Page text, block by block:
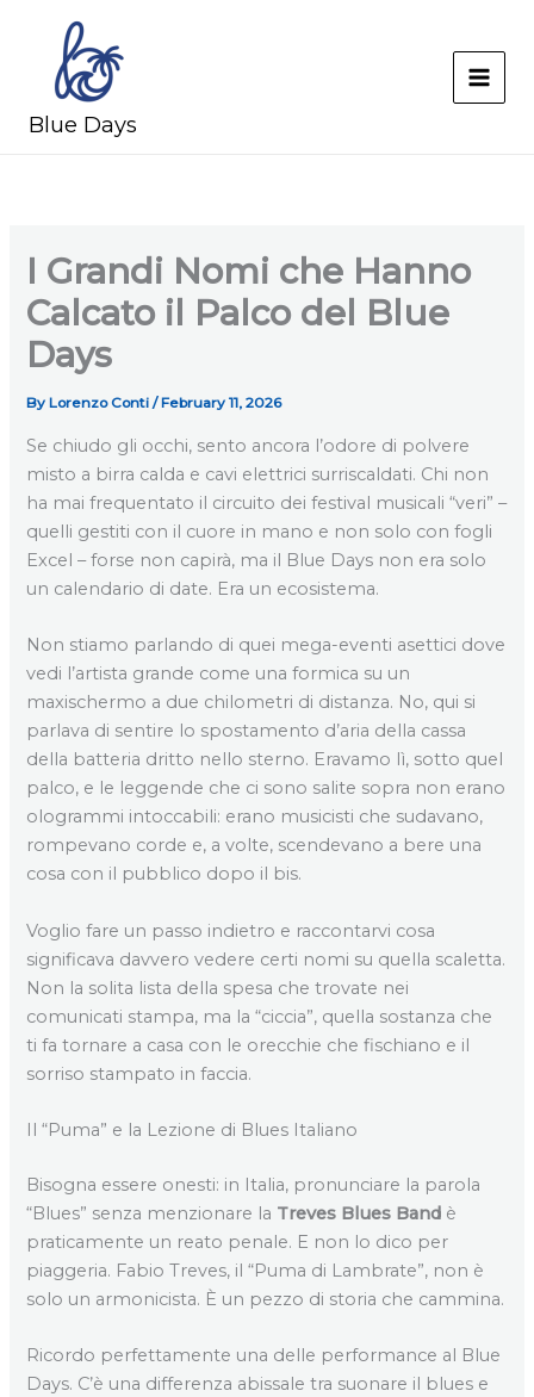
content
Blue Days
MAIN
I Grandi Nomi che Hanno
Calcato il Palco del Blue
Days
By Lorenzo Conti/ February 11, 2026
Se chiudo gli occhi, sento ancora l’odore di polvere
misto a birra calda e cavi elettrici surriscaldati. Chi non
ha mai frequentato il circuito dei festival musicali “veri” –
quelli gestiti con il cuore in mano e non solo con fogli
Excel – forse non capirà, ma il Blue Days non era solo
un calendario di date. Era un ecosistema.
Non stiamo parlando di quei mega-eventi asettici dove
vedi l’artista grande come una formica su un
maxischermo a due chilometri di distanza. No, qui si
parlava di sentire lo spostamento d’aria della cassa
della batteria dritto nello sterno. Eravamo lì, sotto quel
palco, e le leggende che ci sono salite sopra non erano
ologrammi intoccabili: erano musicisti che sudavano,
rompevano corde e, a volte, scendevano a bere una
cosa con il pubblico dopo il bis.
Voglio fare un passo indietro e raccontarvi cosa
significava davvero vedere certi nomi su quella scaletta.
Non la solita lista della spesa che trovate nei
comunicati stampa, ma la “ciccia”, quella sostanza che
ti fa tornare a casa con le orecchie che fischiano e il
sorriso stampato in faccia.
Il “Puma” e la Lezione di Blues Italiano
Bisogna essere onesti: in Italia, pronunciare la parola
“Blues” senza menzionare la Treves Blues Band è
praticamente un reato penale. E non lo dico per
piaggeria. Fabio Treves, il “Puma di Lambrate”, non è
solo un armonicista. È un pezzo di storia che cammina.
Ricordo perfettamente una delle performance al Blue
Days. C’è una differenza abissale tra suonare il blues e